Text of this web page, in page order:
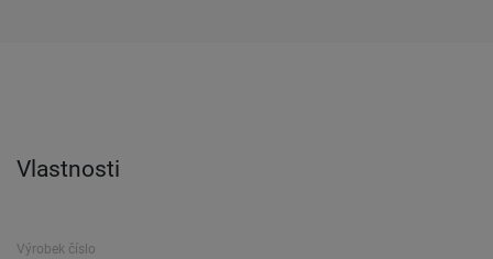
Vlastnosti
Výrobek číslo